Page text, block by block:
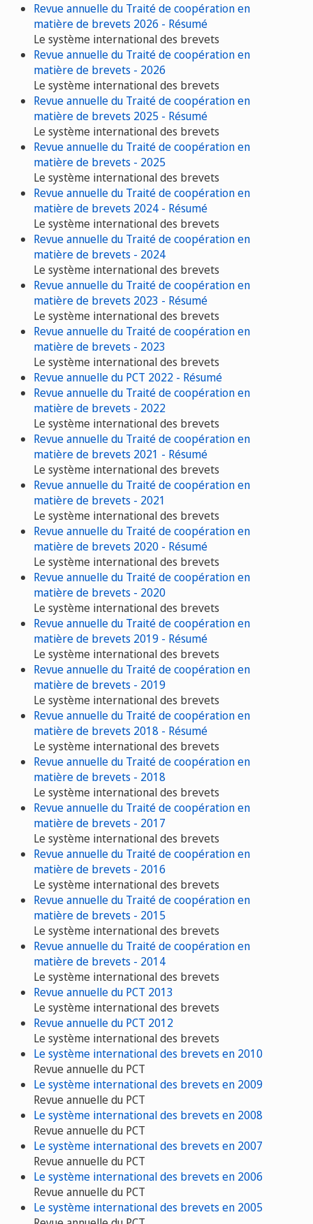
Revue annuelle du Traité de coopération en
matière de brevets 2026 - Résumé
Le système international des brevets
Revue annuelle du Traité de coopération en
matière de brevets - 2026
Le système international des brevets
Revue annuelle du Traité de coopération en
matière de brevets 2025 - Résumé
Le système international des brevets
Revue annuelle du Traité de coopération en
matière de brevets - 2025
Le système international des brevets
Revue annuelle du Traité de coopération en
matière de brevets 2024 - Résumé
Le système international des brevets
Revue annuelle du Traité de coopération en
matière de brevets - 2024
Le système international des brevets
Revue annuelle du Traité de coopération en
matière de brevets 2023 - Résumé
Le système international des brevets
Revue annuelle du Traité de coopération en
matière de brevets - 2023
Le système international des brevets
Revue annuelle du PCT 2022 - Résumé
Revue annuelle du Traité de coopération en
matière de brevets - 2022
Le système international des brevets
Revue annuelle du Traité de coopération en
matière de brevets 2021 - Résumé
Le système international des brevets
Revue annuelle du Traité de coopération en
matière de brevets - 2021
Le système international des brevets
Revue annuelle du Traité de coopération en
matière de brevets 2020 - Résumé
Le système international des brevets
Revue annuelle du Traité de coopération en
matière de brevets - 2020
Le système international des brevets
Revue annuelle du Traité de coopération en
matière de brevets 2019 - Résumé
Le système international des brevets
Revue annuelle du Traité de coopération en
matière de brevets - 2019
Le système international des brevets
Revue annuelle du Traité de coopération en
matière de brevets 2018 - Résumé
Le système international des brevets
Revue annuelle du Traité de coopération en
matière de brevets - 2018
Le système international des brevets
Revue annuelle du Traité de coopération en
matière de brevets - 2017
Le système international des brevets
Revue annuelle du Traité de coopération en
matière de brevets - 2016
Le système international des brevets
Revue annuelle du Traité de coopération en
matière de brevets - 2015
Le système international des brevets
Revue annuelle du Traité de coopération en
matière de brevets - 2014
Le système international des brevets
Revue annuelle du PCT 2013
Le système international des brevets
Revue annuelle du PCT 2012
Le système international des brevets
Le système international des brevets en 2010
Revue annuelle du PCT
Le système international des brevets en 2009
Revue annuelle du PCT
Le système international des brevets en 2008
Revue annuelle du PCT
Le système international des brevets en 2007
Revue annuelle du PCT
Le système international des brevets en 2006
Revue annuelle du PCT
Le système international des brevets en 2005